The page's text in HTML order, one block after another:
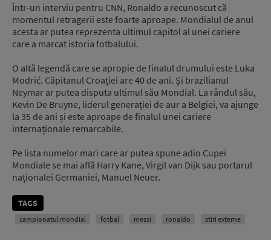
Într-un interviu pentru CNN, Ronaldo a recunoscut că
momentul retragerii este foarte aproape. Mondialul de anul
acesta ar putea reprezenta ultimul capitol al unei cariere
care a marcat istoria fotbalului.
O altă legendă care se apropie de finalul drumului este Luka
Modrić. Căpitanul Croației are 40 de ani. Și brazilianul
Neymar ar putea disputa ultimul său Mondial. La rândul său,
Kevin De Bruyne, liderul generației de aur a Belgiei, va ajunge
la 35 de ani și este aproape de finalul unei cariere
internaționale remarcabile.
Pe lista numelor mari care ar putea spune adio Cupei
Mondiale se mai află Harry Kane, Virgil van Dijk sau portarul
naționalei Germaniei, Manuel Neuer.
TAGS
campionatul mondial fotbal messi ronaldo stiri externe